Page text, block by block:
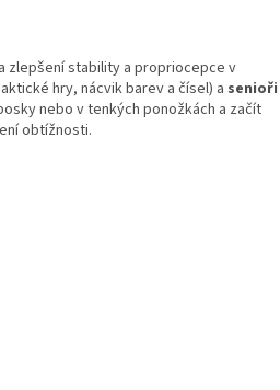
zlepšení stability a propriocepce v
hry, nácvik barev a čísel) a senioři
nebo v tenkých ponožkách a začít
obtížnosti.